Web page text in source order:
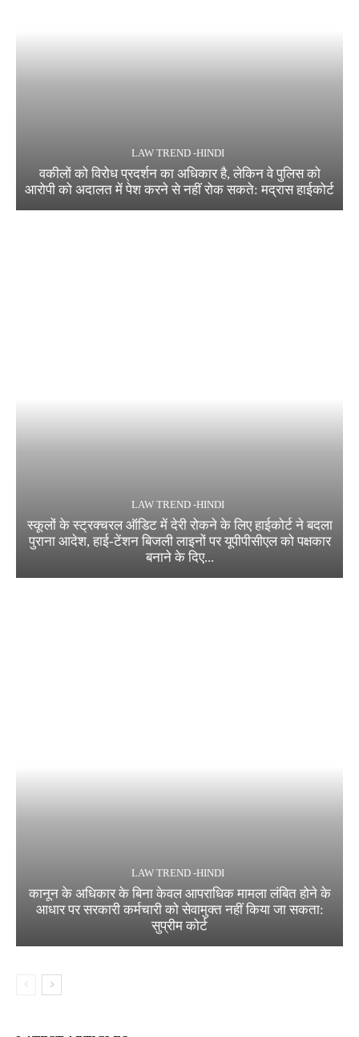
LAW TREND -HINDI
वकीलों को विरोध प्रदर्शन का अधिकार है, लेकिन वे पुलिस को
आरोपी को अदालत में पेश करने से नहीं रोक सकते: मद्रास हाईकोर्ट
LAW TREND -HINDI
स्कूलों के स्ट्रक्चरल ऑडिट में देरी रोकने के लिए हाईकोर्ट ने बदला
पुराना आदेश, हाई-टेंशन बिजली लाइनों पर यूपीपीसीएल को पक्षकार
बनाने के दिए...
LAW TREND -HINDI
कानून के अधिकार के बिना केवल आपराधिक मामला लंबित होने के
आधार पर सरकारी कर्मचारी को सेवामुक्त नहीं किया जा सकता:
सुप्रीम कोर्ट